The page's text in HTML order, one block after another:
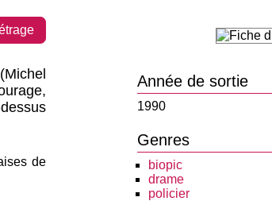
de
Année de sortie
1990
Genres
biopic
drame
policier